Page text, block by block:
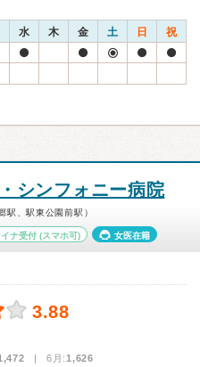
水 木 金 土 日 祝
シンフォニー病院
駅、駅東公園前駅）
イナ受付 (スマホ可) 女医在籍
3.88
| 6月:1,626